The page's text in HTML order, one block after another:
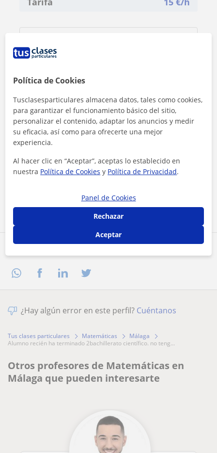
Al hacer clic, aceptas nuestro aviso legaly de privacidad
Contactar ahora
¿Hay algún error en este perfil? Cuéntanos
Tus clases particulares Matemáticas
Málaga
alumno recién ha terminado 2bachillerato científico. no teng...
Otros profesores de Matemáticas en
Málaga que pueden interesarte
Política de Cookies
Tusclasesparticulares almacena datos, tales como cookies,
para garantizar el funcionamiento básico del sitio,
personalizar el contenido, adaptar los anuncios y medir
su eficacia, así como para ofrecerte una mejor
experiencia.
Al hacer clic en “Aceptar”, aceptas lo establecido en
nuestra Política de Cookies y Política de Privacidad.
Panel de Cookies
Rechazar
Aceptar